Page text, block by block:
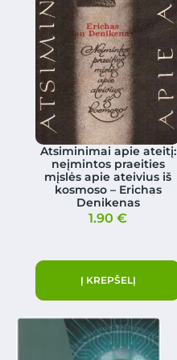
Atsiminimai apie ateitį:
neįmintos praeities
mįslės apie ateivius iš
kosmoso – Erichas
Denikenas
1.90€
Į KREPŠELĮ